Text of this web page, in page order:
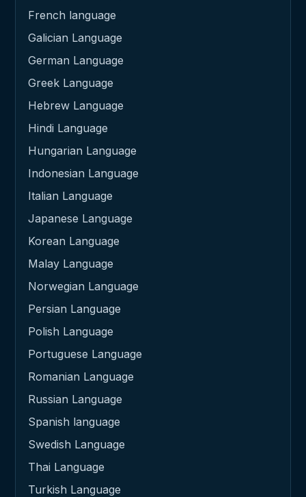
French language
Galician Language
German Language
Greek Language
Hebrew Language
Hindi Language
Hungarian Language
Indonesian Language
Italian Language
Japanese Language
Korean Language
Malay Language
Norwegian Language
Persian Language
Polish Language
Portuguese Language
Romanian Language
Russian Language
Spanish language
Swedish Language
Thai Language
Turkish Language